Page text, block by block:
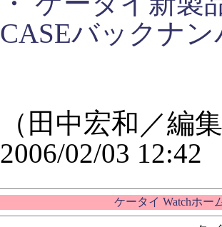
CASEバックナン
（田中宏和／編
2006/02/03 12:42
ケータイ Watchホー